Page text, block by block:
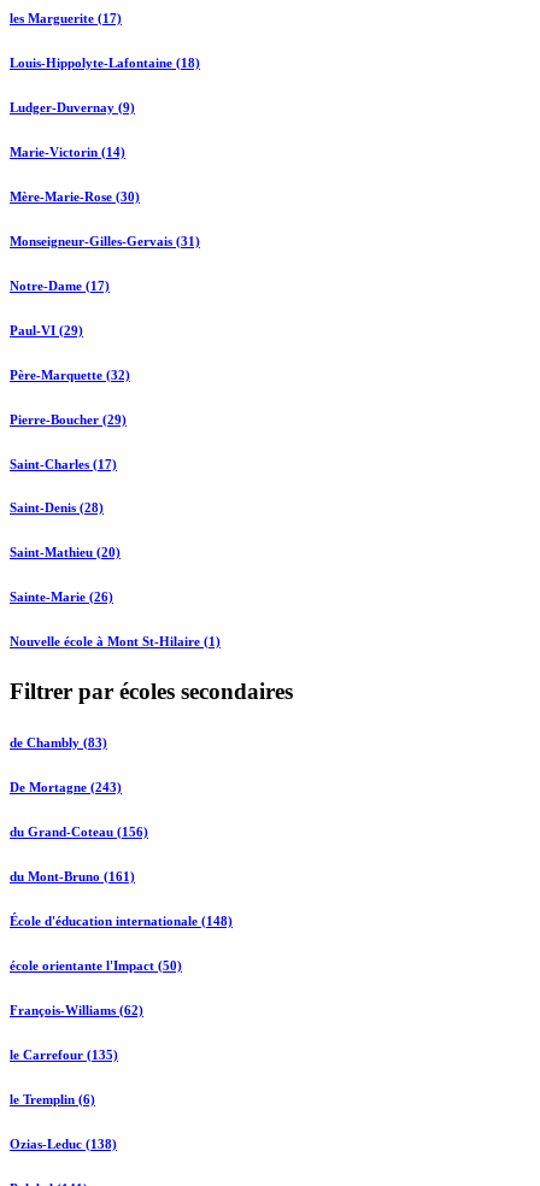
les Marguerite (17)
Louis-Hippolyte-Lafontaine (18)
Ludger-Duvernay (9)
Marie-Victorin (14)
Mère-Marie-Rose (30)
Monseigneur-Gilles-Gervais (31)
Notre-Dame (17)
Paul-VI (29)
Père-Marquette (32)
Pierre-Boucher (29)
Saint-Charles (17)
Saint-Denis (28)
Saint-Mathieu (20)
Sainte-Marie (26)
Nouvelle école à Mont St-Hilaire (1)
Filtrer par écoles secondaires
de Chambly (83)
De Mortagne (243)
du Grand-Coteau (156)
du Mont-Bruno (161)
École d'éducation internationale (148)
école orientante l'Impact (50)
François-Williams (62)
le Carrefour (135)
le Tremplin (6)
Ozias-Leduc (138)